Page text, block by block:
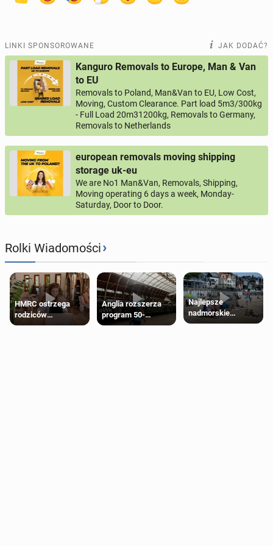
LINKI SPONSOROWANE JAK DODAĆ?
Kanguro Removals to Europe, Man & Van
to EU
Removals to Poland, Man&Van to EU, Low Cost,
Moving, Custom Clearance. Part load 5m3/300kg
- Full Load 20m31200kg, Removals to Germany,
Removals to Netherlands
european removals moving shipping
storage uk-eu
We are No1 Man&Van, Removals, Shipping,
Moving operating 6 days a week, Monday-
Saturday, Door to Door.
Rolki Wiadomości›
HMRC ostrzega
rodziców
pobierających Child
Anglia rozszerza
program 50-
procentowych
Najlepsze
nadmorskie
miasteczko blisko